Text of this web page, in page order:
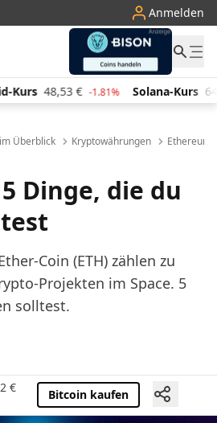
Anmelden
Solana-Kurs 64,00 € 0.01% TRON-
Überblick Kryptowährungen Ethereum
Dinge, die du
Coin (ETH) zählen zu
Projekten im Space. 5
solltest.
€ Bitcoin kaufen